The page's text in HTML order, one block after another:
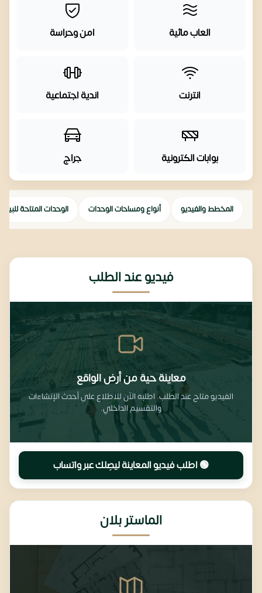
العاب مائية امن وحراسة
انترنت اندية اجتماعية
بوابات الكترونية جراج
المخطط والفيديو أنواع ومساحات الوحدات الوحدات المتاحة للبيع
فيديو عند الطلب
معاينة حية من أرض الواقع
الفيديو متاح عند الطلب. اطلبه الآن للاطلاع على أحدث الإنشاءات
والتقسيم الداخلي.
🟢 اطلب فيديو المعاينة ليصِلك عبر واتساب
الماستر بلان